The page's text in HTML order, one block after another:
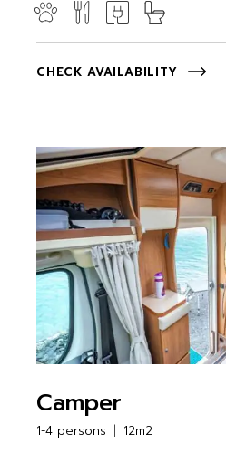
CHECK AVAILABILITY
Camper
1-4 persons 12m2